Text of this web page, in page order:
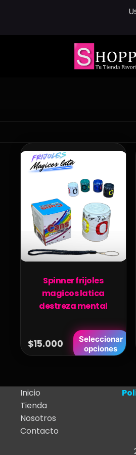
Spinner frijoles
magicos latica
destreza mental
$15.000
Seleccionar
opciones
Este
producto
variantes.
Las
opciones
se
Inicio
Tienda
Nosotros
Contacto